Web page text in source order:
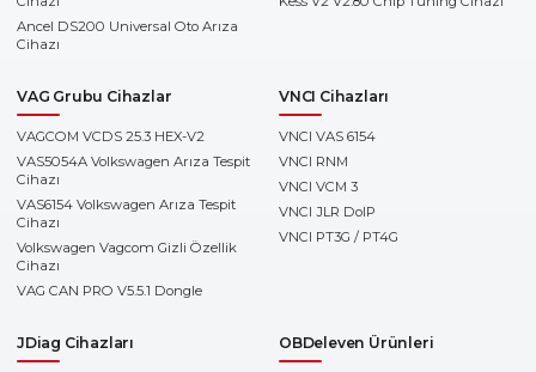
Ancel DS200 Universal Oto Arıza
Cihazı
VAG Grubu Cihazlar
VAGCOM VCDS 25.3 HEX-V2
VAS5054A Volkswagen Arıza Tespit
Cihazı
VAS6154 Volkswagen Arıza Tespit
Cihazı
Volkswagen Vagcom Gizli Özellik
Cihazı
VAG CAN PRO V5.5.1 Dongle
VNCI Cihazları
VNCI VAS 6154
VNCI RNM
VNCI VCM 3
VNCI JLR DoIP
VNCI PT3G / PT4G
JDiag Cihazları OBDeleven Ürünleri